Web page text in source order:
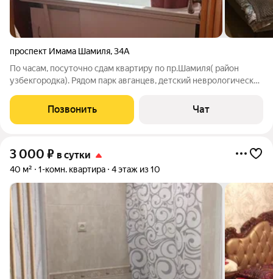
проспект Имама Шамиля,34А
По часам, посуточно сдам квартиру по пр.Шамиля( район
узбекгородка). Рядом парк авганцев, детский неврологический
1500 руб за часы, 20000 ночь, от 25000 за сутки.
Позвонить Чат
3 000 ₽ в сутки
40 м² 1-комн. квартира 4 этаж из 10